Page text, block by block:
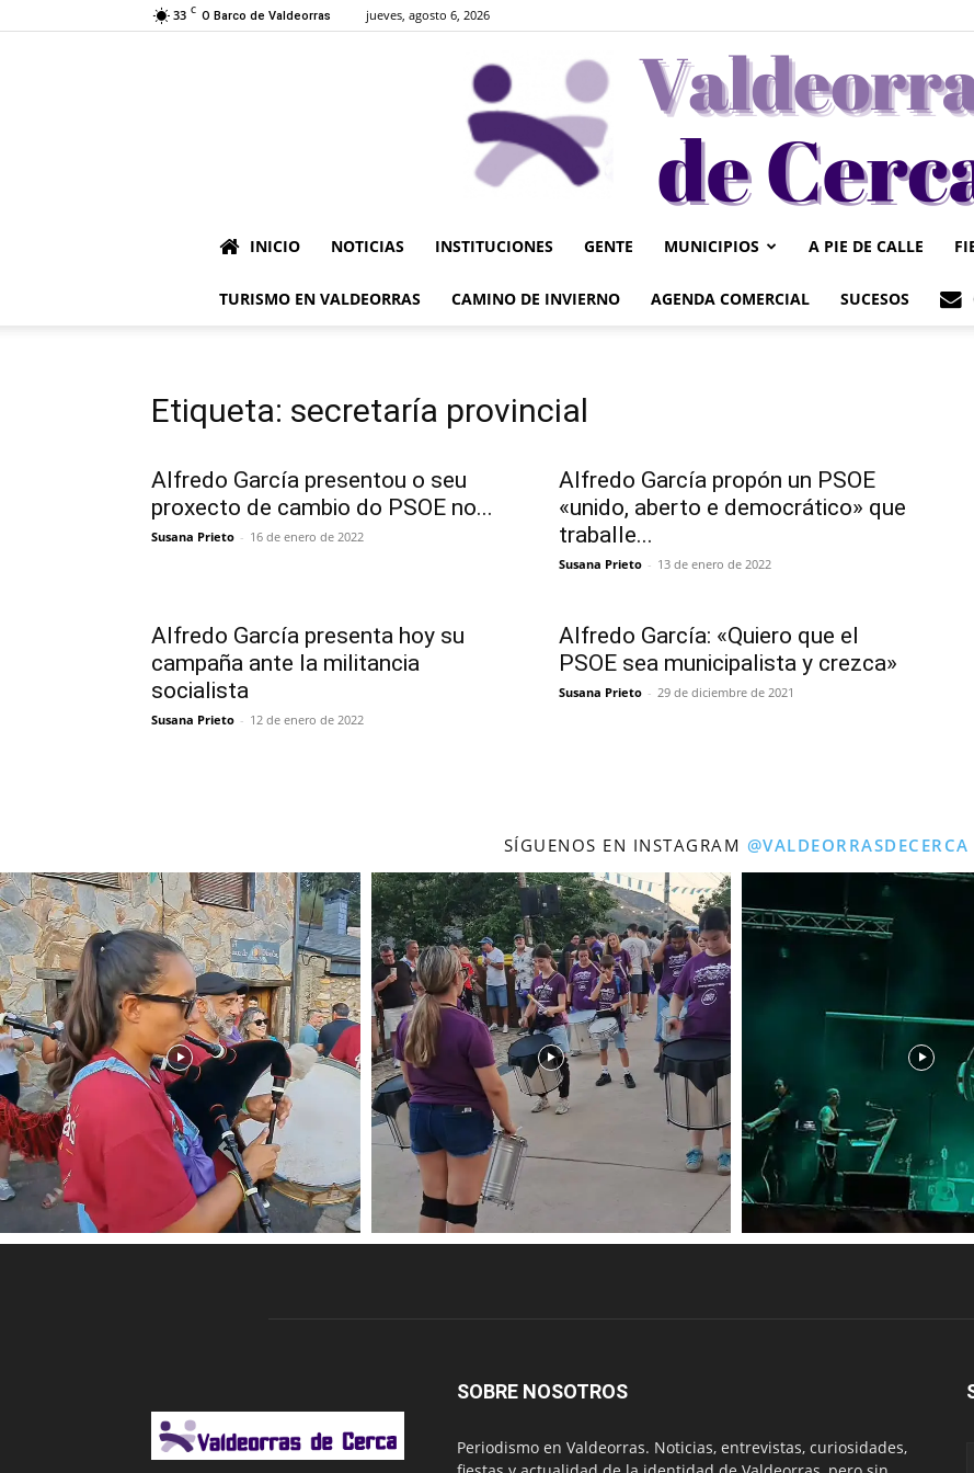
33 C O Barco de Valdeorras jueves, agosto 6, 2026
Valdeorrasdecerca
INICIO NOTICIAS INSTITUCIONES GENTE MUNICIPIOS A PIE DE CALLE
TURISMO EN VALDEORRAS CAMINO DE INVIERNO AGENDA COMERCIAL SUCESOS
Etiqueta: secretaría provincial
Alfredo García presentou o seu
proxecto de cambio do PSOE no...
Susana Prieto - 16 de enero de 2022
Alfredo García propón un PSOE
«unido, aberto e democrático» que
traballe...
Susana Prieto - 13 de enero de 2022
Alfredo García presenta hoy su
campaña ante la militancia
socialista
Susana Prieto - 12 de enero de 2022
Alfredo García: «Quiero que el
PSOE sea municipalista y crezca»
Susana Prieto - 29 de diciembre de 2021
SÍGUENOS EN INSTAGRAM @VALDEORRASDECERCA
SOBRE NOSOTROS
Periodismo en Valdeorras. Noticias, entrevistas, curiosidades,